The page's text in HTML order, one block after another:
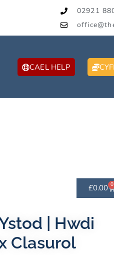
02921
CAEL HELP
£0.00 0
| Hwdi
Clasurol